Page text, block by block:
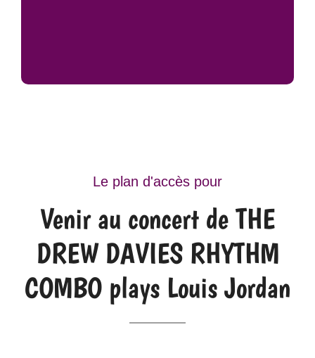
Le plan d'accès pour
Venir au concert de THE
DREW DAVIES RHYTHM
COMBO plays Louis Jordan